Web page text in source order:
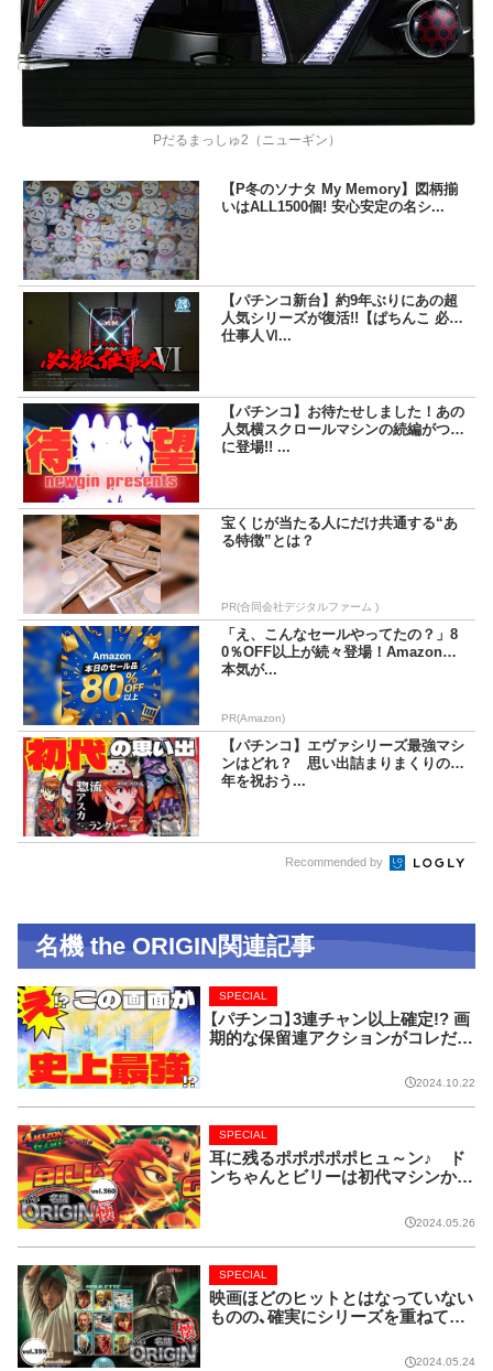
Pだるまっしゅ2（ニューギン）
【P冬のソナタ My Memory】図柄揃
いはALL1500個! 安心安定の名シ...
【パチンコ新台】約9年ぶりにあの超
人気シリーズが復活!!【ぱちんこ 必殺
仕事人Ⅵ...
【パチンコ】お待たせしました！あの
人気横スクロールマシンの続編がつい
に登場!! ...
宝くじが当たる人にだけ共通する“あ
る特徴”とは？
PR(合同会社デジタルファーム )
「え、こんなセールやってたの？」8
0％OFF以上が続々登場！Amazonの
本気が...
PR(Amazon)
【パチンコ】エヴァシリーズ最強マシ
ンはどれ？ 思い出詰まりまくりの20
年を祝おう...
Recommended by
名機 the ORIGIN関連記事
【パチンコ】3連チャン以上確定!? 画
期的な保留連アクションがコレだ!
SPECIAL
2024.10.22
耳に残るポポポポポヒュ～ン♪ ド
ンちゃんとビリーは初代マシンから
SPECIAL
2024.05.26
映画ほどのヒットとはなっていない
ものの、確実にシリーズを重ねてい
SPECIAL
2024.05.24